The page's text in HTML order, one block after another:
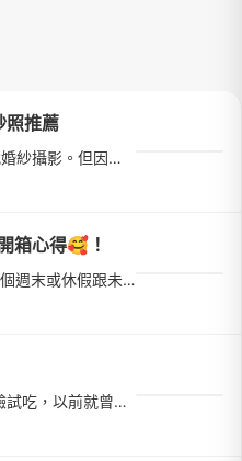
照推薦
去年12月決定結婚，我們就開始找婚紗攝影。但因為我們住新竹，我本身是台中人，因此跟老公討論後，決定找台中婚紗公司拍攝。因為我本人很喜歡拍照，對婚紗照要求不低，所以老公只跟我說找一個我喜歡的婚紗公司，其他...
箱心得🥰！
最近開始要挑喜餅了，原本想說每個週末或休假跟未婚夫排幾家門市試吃結果時間永遠對不上，加上長輩也說想參與意見最後乾脆改成宅配試吃比較快，也可以在家慢慢吃一起開箱再一次收集全家人的意見！我得說所有I人新娘...
這次是2026.7.17到山木島門市體驗試吃，以前就曾經收過他們家的喜餅，連什麼時候收到、誰送的、好不好吃都忘了，但還是記得這家餅很漂亮（那個花！顏控無誤）所以就排進了試吃名單！先給大家看一下口味：試吃體驗和...